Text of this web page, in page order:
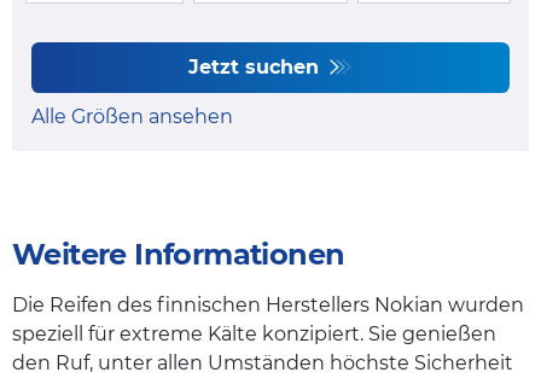
Jetzt suchen
Alle Größen ansehen
Weitere Informationen
Die Reifen des finnischen Herstellers Nokian wurden
speziell für extreme Kälte konzipiert. Sie genießen
den Ruf, unter allen Umständen höchste Sicherheit